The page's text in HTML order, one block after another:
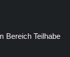
Bereich Teilhabe